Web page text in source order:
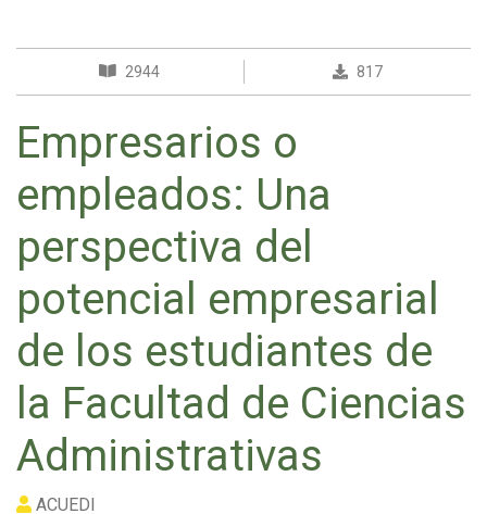
2944 817
Empresarios o
empleados: Una
perspectiva del
potencial empresarial
de los estudiantes de
la Facultad de Ciencias
Administrativas
ACUEDI